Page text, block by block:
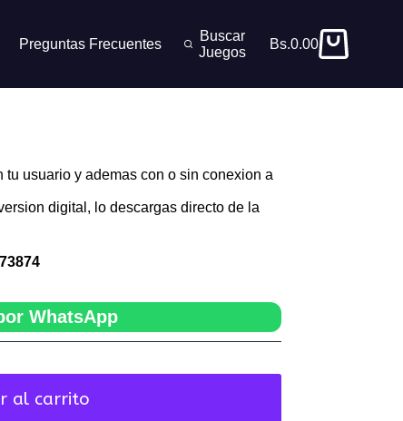
Preguntas Frecuentes
Buscar
Juegos
Carro
Bs.0.00
tu usuario y ademas con o sin conexion a
digital, lo descargas directo de la
WhatsApp
al carrito